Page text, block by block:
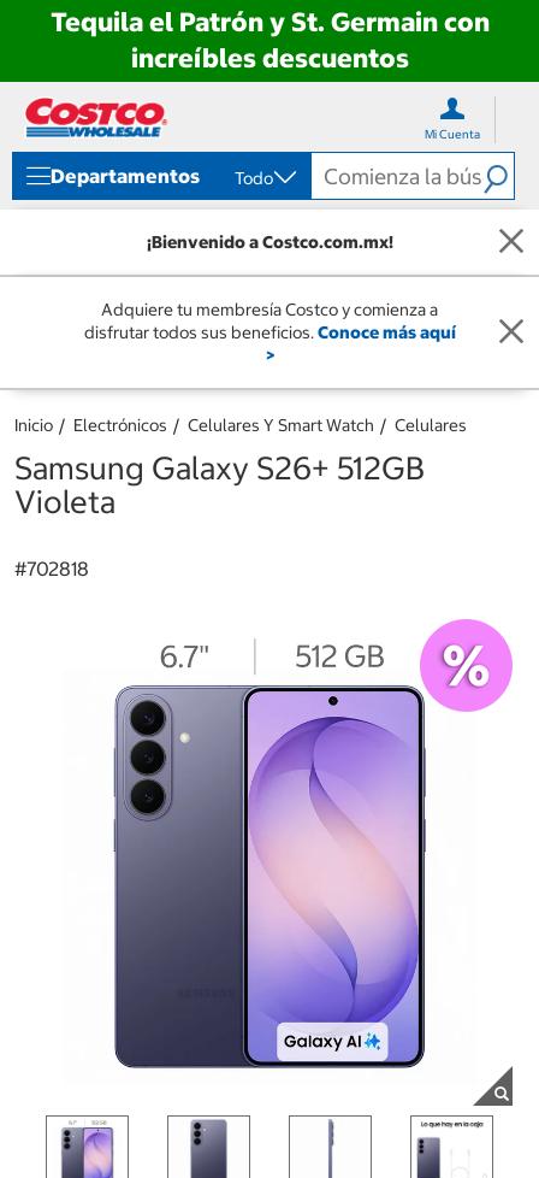
Tequila el Patrón y St. Germain con
increíbles descuentos
directo
contenido
directo
menú
navegación
Mi Cuenta
Departamentos Todo
¡Bienvenido a Costco.com.mx!
Adquiere tu membresía Costco y comienza a
disfrutar todos sus beneficios.Conoce más aquí
>
Inicio Electrónicos Celulares Y Smart Watch Celulares
Samsung Galaxy S26+ 512GB
Violeta
#702818